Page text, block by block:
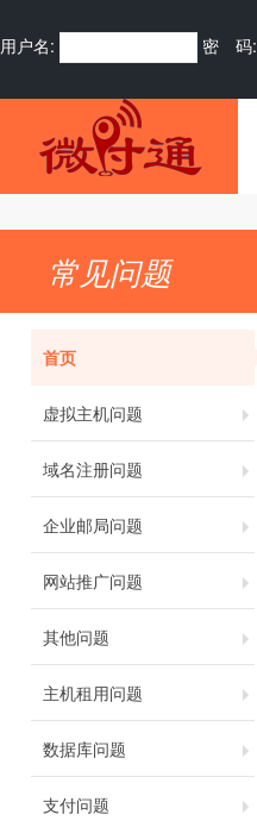
用户名: 密 码:
常见问题
首页
虚拟主机问题
域名注册问题
企业邮局问题
网站推广问题
其他问题
主机租用问题
数据库问题
支付问题